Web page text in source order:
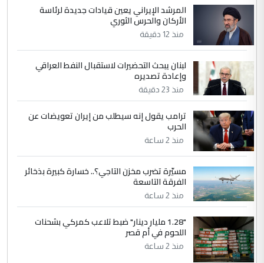
وبه نستعين
عندما قام النظام بفتح الماء للاهوار وفاضت
البساتين ...
الموضوع :
الكشف عن إجراءات لتمكين ضحايا
النظام السابق من التعويض (وثيقة)
5 وبه نستعين
عندما قام النظام بفتح الماء للاهوار وفاضت
الموضوع :
الكشف عن إجراءات لتمكين ضحايا
النظام السابق من التعويض (وثيقة)
المرشد الإيراني يعين قيادات جديدة لرئاسة
الأركان والحرس الثوري
منذ 12 دقيقة
لبنان يبحث التحضيرات لاستقبال النفط العراقي
وإعادة تصديره
منذ 23 دقيقة
ترامب يقول إنه سيطلب من إيران تعويضات عن
الحرب
منذ 2 ساعة
مسيّرة تضرب مخزن التاجي؟.. خسارة كبيرة بذخائر
الفرقة التاسعة
منذ 2 ساعة
"1.28 مليار دينار" ضبط تلاعب كمركي بشحنات
اللحوم في أم قصر
منذ 2 ساعة